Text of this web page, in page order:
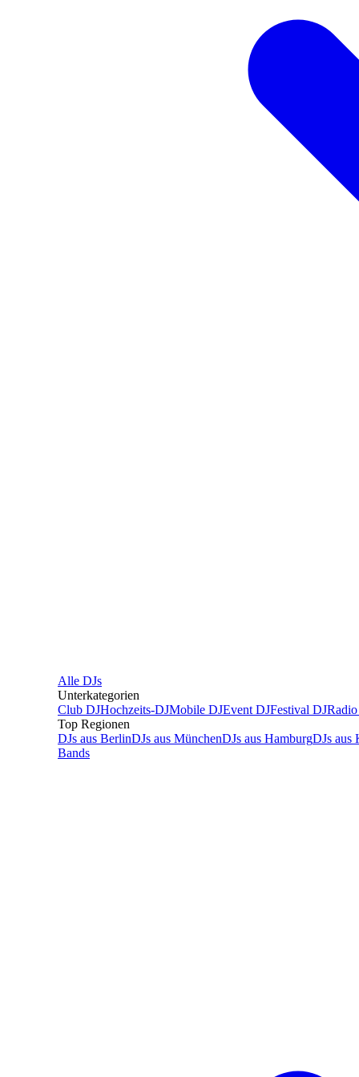
Alle DJs
Unterkategorien
Club DJHochzeits-DJMobile DJEvent DJFestival DJ
Top Regionen
DJs aus BerlinDJs aus MünchenDJs aus HamburgDJs aus
Bands